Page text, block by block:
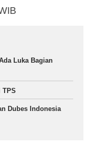
Luka Bagian
TPS
Dubes Indonesia